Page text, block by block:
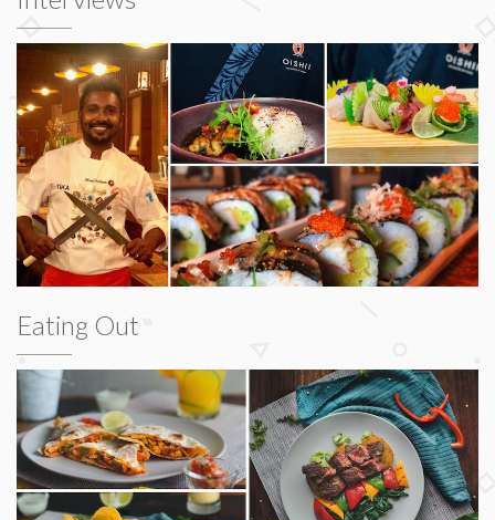
Eating Out